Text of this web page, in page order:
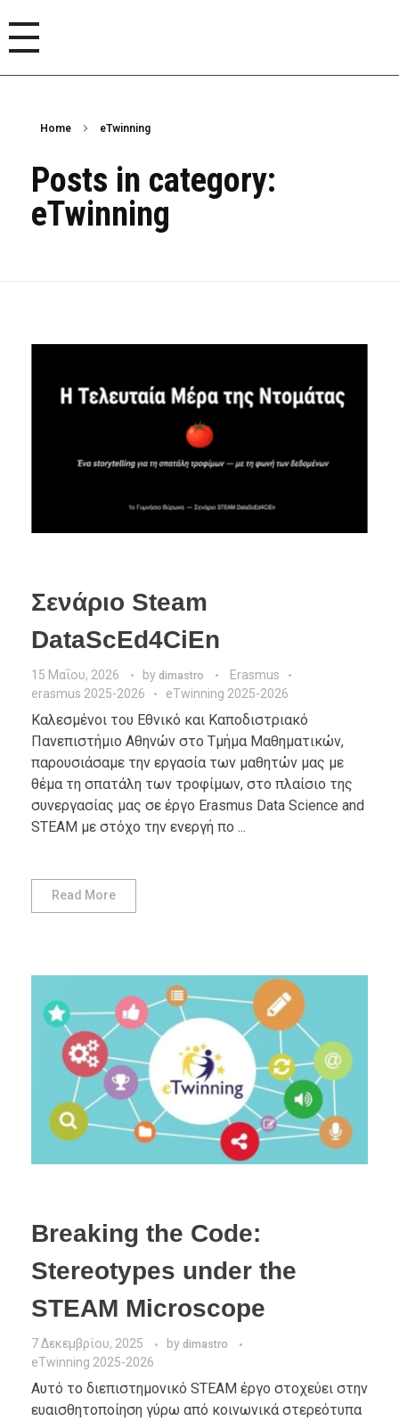
Home eTwinning
Posts in category:
eTwinning
Σενάριο Steam
DataScEd4CiEn
15 Μαΐου, 2026 by dimastro
Erasmus
erasmus 2025-2026
eTwinning 2025-2026
Καλεσμένοι του Εθνικό και Καποδιστριακό
Πανεπιστήμιο Αθηνών στο Τμήμα Μαθηματικών,
παρουσιάσαμε την εργασία των μαθητών μας με
θέμα τη σπατάλη των τροφίμων, στο πλαίσιο της
συνεργασίας μας σε έργο Erasmus Data Science and
STEAM με στόχο την ενεργή πο ...
Read More
Breaking the Code:
Stereotypes under the
STEAM Microscope
7 Δεκεμβρίου, 2025 by dimastro
eTwinning 2025-2026
Αυτό το διεπιστημονικό STEAM έργο στοχεύει στην
ευαισθητοποίηση γύρω από κοινωνικά στερεότυπα